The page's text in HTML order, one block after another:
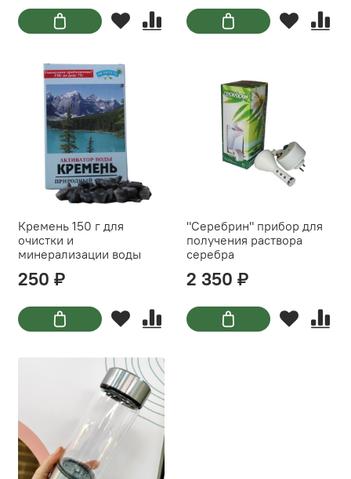
Кремень 150 г для
очистки и
минерализации воды
250 ₽
"Серебрин" прибор для
получения раствора
серебра
2 350 ₽